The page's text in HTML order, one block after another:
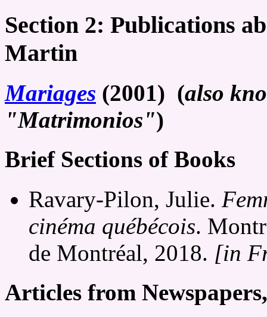
Section 2: Publications
Martin
Mariages (2001) (also
"Matrimonios")
Brief Sections of Books
Ravary-Pilon, Julie.
cinéma québécois.
de Montréal, 2018. [in
Articles from